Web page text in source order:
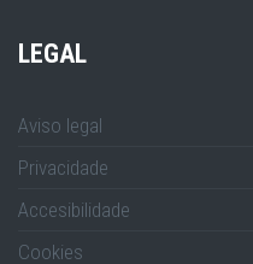
LEGAL
Aviso legal
Privacidade
Accesibilidade
Cookies